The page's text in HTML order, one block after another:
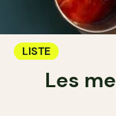
LISTE
Les